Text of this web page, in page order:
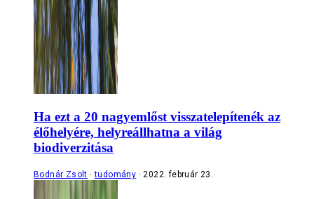
Ha ezt a 20 nagyemlőst visszatelepítenék az
élőhelyére, helyreállhatna a világ
biodiverzitása
Bodnár Zsolt tudomány 2022. február 23.